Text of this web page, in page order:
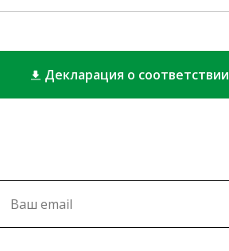
Декларация о соответствии